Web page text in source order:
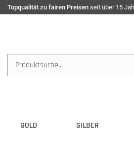
Topqualität zu fairen Preisen seit über 15
GOLD SILBER